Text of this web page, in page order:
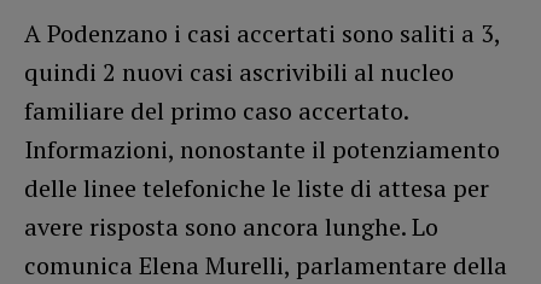
A Podenzano i casi accertati sono saliti a 3,
quindi 2 nuovi casi ascrivibili al nucleo
familiare del primo caso accertato.
Informazioni, nonostante il potenziamento
delle linee telefoniche le liste di attesa per
avere risposta sono ancora lunghe. Lo
comunica Elena Murelli, parlamentare della